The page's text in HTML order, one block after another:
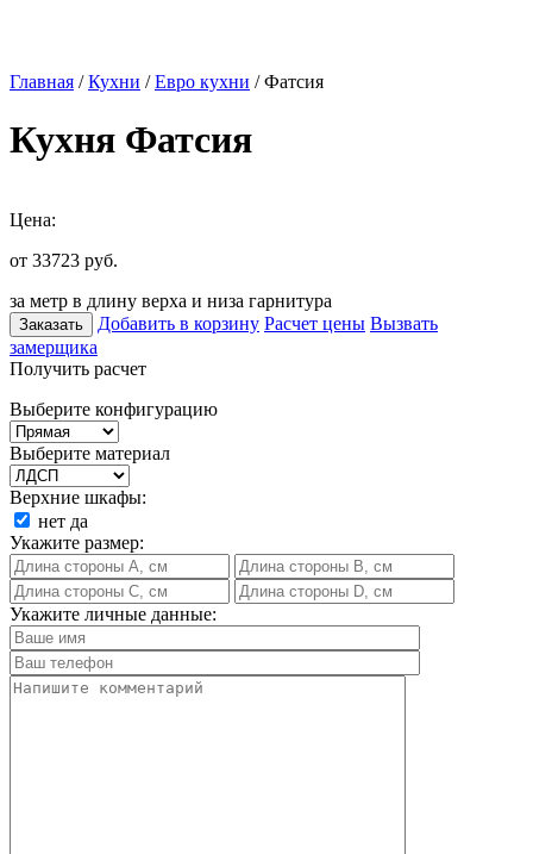
Главная /Кухни /Евро кухни / Фатсия
Кухня Фатсия
Цена:
от 33723 руб.
за метр в длину верха и низа гарнитура
Заказать Добавить в корзину Расчет цены Вызвать
замерщика
Получить расчет
Выберите конфигурацию
Выберите материал
Верхние шкафы:
нет да
Укажите размер:
Укажите личные данные: